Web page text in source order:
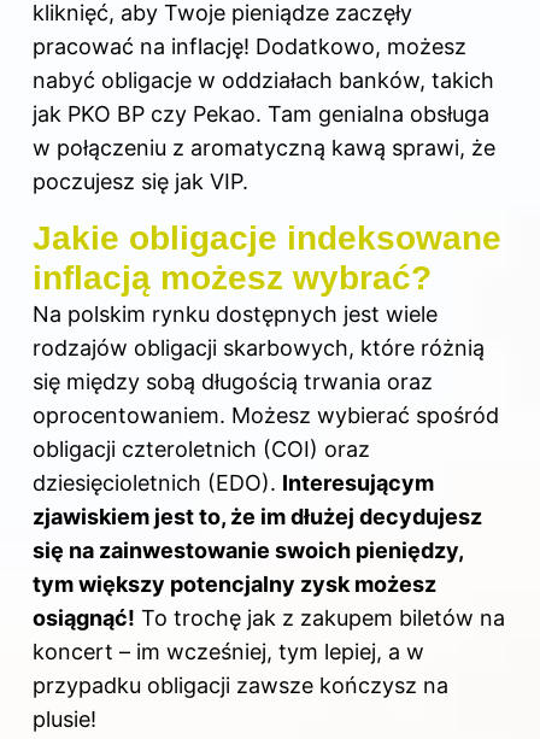
kliknięć, aby Twoje pieniądze zaczęły
pracować na inflację! Dodatkowo, możesz
nabyć obligacje w oddziałach banków, takich
jak PKO BP czy Pekao. Tam genialna obsługa
w połączeniu z aromatyczną kawą sprawi, że
poczujesz się jak VIP.
Jakie obligacje indeksowane
inflacją możesz wybrać?
Na polskim rynku dostępnych jest wiele
rodzajów obligacji skarbowych, które różnią
się między sobą długością trwania oraz
oprocentowaniem. Możesz wybierać spośród
obligacji czteroletnich (COI) oraz
dziesięcioletnich (EDO). Interesującym
zjawiskiem jest to, że im dłużej decydujesz
się na zainwestowanie swoich pieniędzy,
tym większy potencjalny zysk możesz
osiągnąć! To trochę jak z zakupem biletów na
koncert – im wcześniej, tym lepiej, a w
przypadku obligacji zawsze kończysz na
plusie!